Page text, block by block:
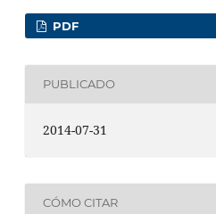
PDF
PUBLICADO
2014-07-31
CÓMO CITAR